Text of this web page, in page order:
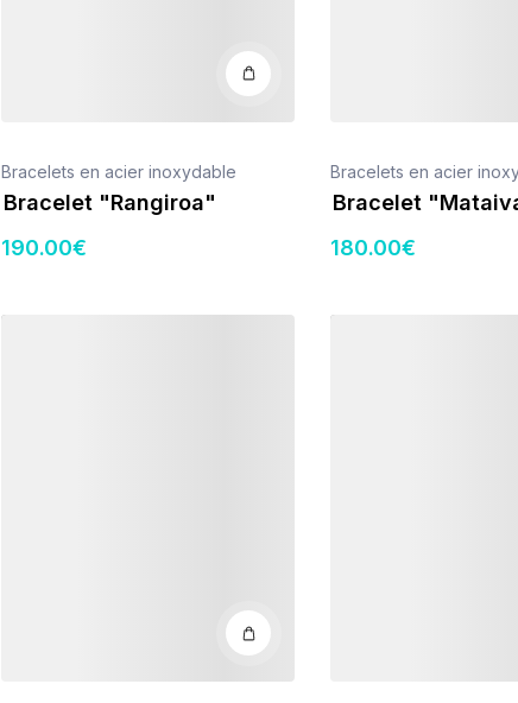
Bracelets en acier inoxydable
Bracelet "Rangiroa"
190.00€
Bracelets en acier
Bracelet
180.00€